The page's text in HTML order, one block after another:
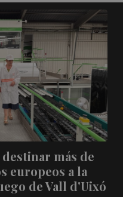
más de
europeos a la
de Vall d'Uixó